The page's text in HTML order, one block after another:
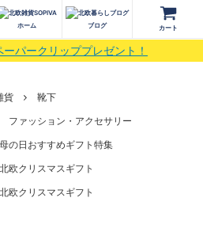
パークリッププレゼント！
ホーム ブログ カート
貨
靴下
ファッション・アクセサリー
母の日おすすめギフト特集
北欧クリスマスギフト
北欧クリスマスギフト